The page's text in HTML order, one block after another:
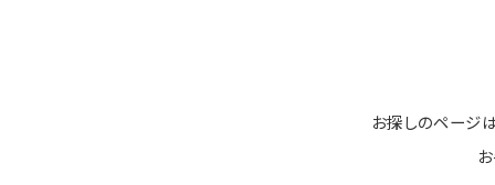
お探しのページ